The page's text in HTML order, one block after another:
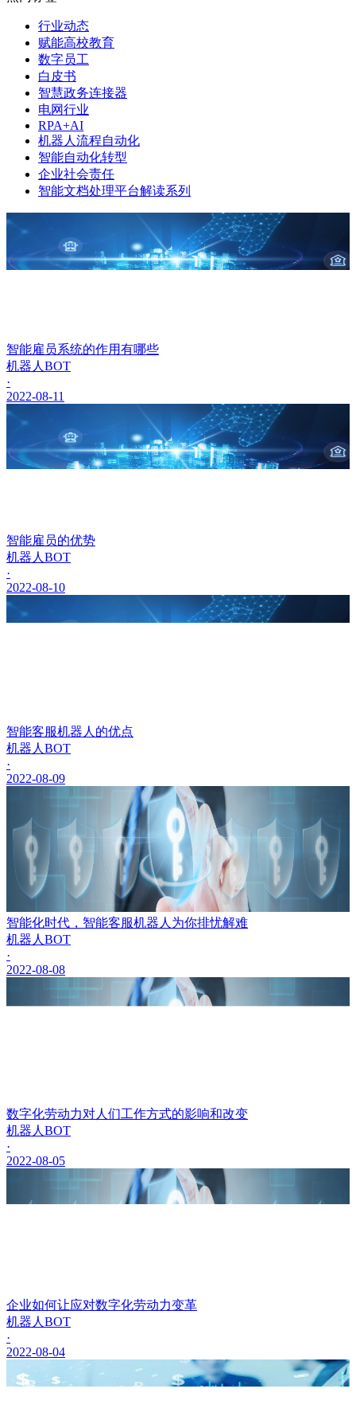
行业动态
赋能高校教育
数字员工
白皮书
智慧政务连接器
电网行业
RPA+AI
机器人流程自动化
智能自动化转型
企业社会责任
智能文档处理平台解读系列
智能雇员系统的作用有哪些
机器人BOT
·
2022-08-11
智能雇员的优势
机器人BOT
·
2022-08-10
智能客服机器人的优点
机器人BOT
·
2022-08-09
智能化时代，智能客服机器人为你排忧解难
机器人BOT
·
2022-08-08
数字化劳动力对人们工作方式的影响和改变
机器人BOT
·
2022-08-05
企业如何让应对数字化劳动力变革
机器人BOT
·
2022-08-04